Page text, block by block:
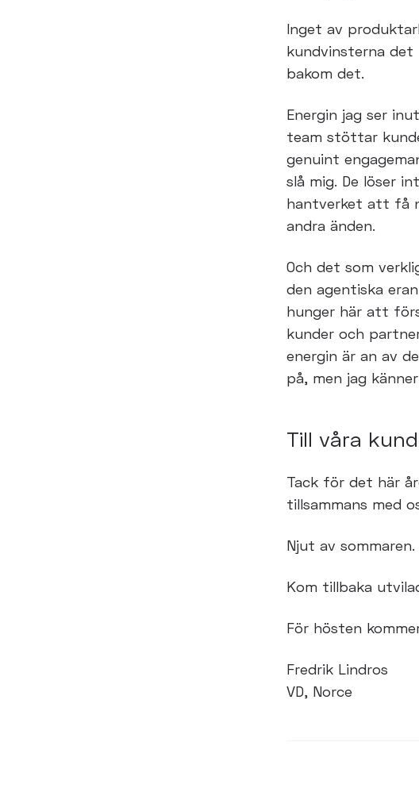
Inget av
kundvinsterna det
bakom det.
Energin jag ser
team stöttar
genuint
slå mig. De löser
hantverket att få
andra änden.
Och det som
den agentiska
hunger här att
kunder och
energin är an av
på, men jag
Till våra
Tack för det här
tillsammans med
Njut av sommaren.
Kom tillbaka
För hösten
Fredrik Lindros
VD, Norce